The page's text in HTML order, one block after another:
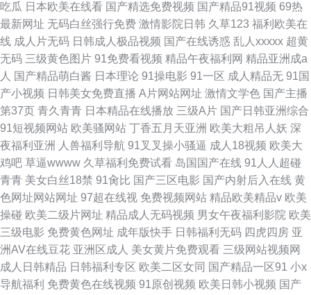
吃瓜 日本欧美在线看 国产精选免费视频 国产精品91视频 69热
最新网址 无码白丝强行免费 激情影院日韩 久草123 福利欧美在
线 成人片无码 日韩成人极品视频 国产在线诱惑 乱人xxxxx 超黄
无码 三级黄色图片 91免费看视频 精品午夜福利网 精品亚洲成a
人 国产精品萌白酱 日本理论 91操电影 91一区 成人精品无 91国
产小视频 日韩美女免费直播 A片网站网址 激情文学色 国产主播
第37页 青久青青 日本精品在线播放 三级A片 国产日韩亚洲综合
91短视频网站 欧美骚网站 丁香五月天亚洲 欧美大粗吊人妖 深
夜福利亚洲
人兽福利导航 91叉叉操小骚逼 成人18视频 欧美大
鸡吧 草逼wwww 久草福利免费试看 岛国国产在线 91人人超碰
青青 美女白丝18禁 91肏比 国产三区电影 国产内射后入在线 黄
色网址网站网址 97超在线视 免费视频网站 精品欧美精品v 欧美
操碰 欧美二级片网址 精品成人无码视频 男女午夜福利影院 欧美
三级电影 免费黄色网址 成年版快手 日韩福利无码 四虎四房 亚
洲AV在线豆花 亚洲区成人 美女黄片免费观看 三级网站视频网
成人日韩精品 日韩福利专区 欧美二区女同 国产精品一区91 小x
导航福利 免费黄色在线视频 91原创视频 欧美日韩小视频 国产